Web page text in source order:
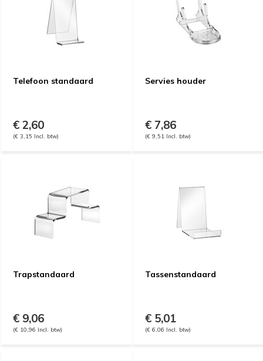
Telefoon standaard
€ 2,60
(€ 3,15 Incl. btw)
Servies houder
€ 7,86
(€ 9,51 Incl. btw)
Trapstandaard
€ 9,06
(€ 10,96 Incl. btw)
Tassenstandaard
€ 5,01
(€ 6,06 Incl. btw)